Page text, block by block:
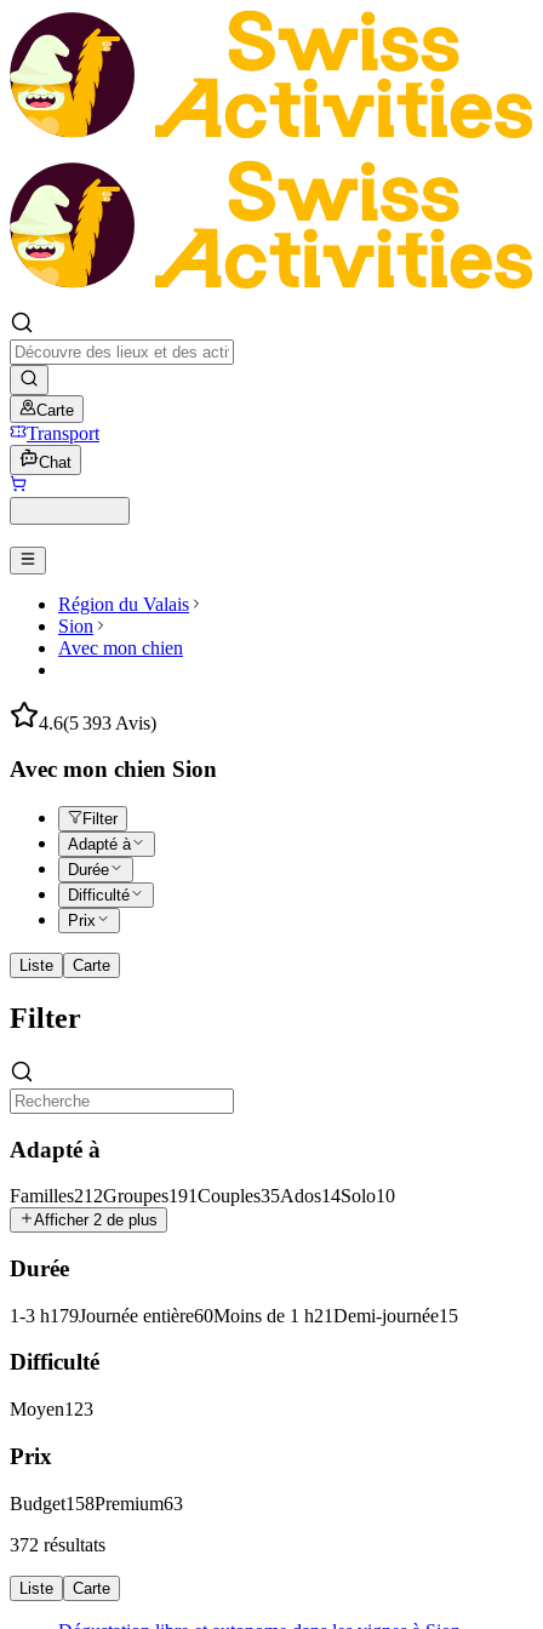
Carte
Transport
Chat
Région du Valais
Sion
Avec mon chien
4.6(5 393 Avis)
Avec mon chien Sion
Filter
Adapté à
Durée
Difficulté
Prix
Liste Carte
Filter
Adapté à
Familles212Groupes191Couples35Ados14Solo10
Afficher 2 de plus
Durée
1-3 h179Journée entière60Moins de 1 h21Demi-journée15
Difficulté
Moyen123
Prix
Budget158Premium63
372 résultats
Liste Carte